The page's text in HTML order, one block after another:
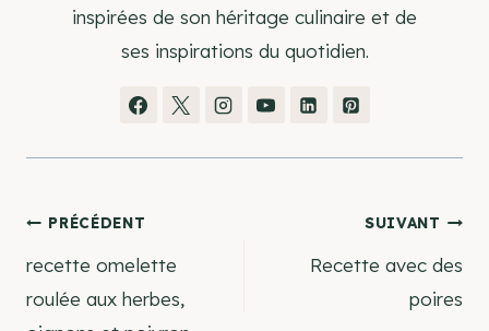
inspirées de son héritage culinaire et de
ses inspirations du quotidien.
Navigation
de
PRÉCÉDENT
recette omelette
roulée aux herbes,
SUIVANT
Recette avec des
poires